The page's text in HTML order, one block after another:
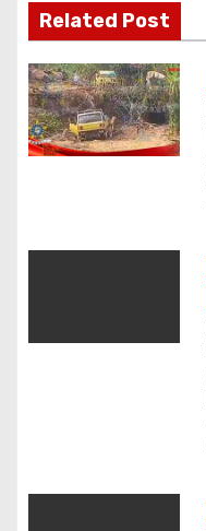
Related Post